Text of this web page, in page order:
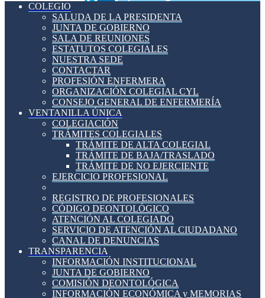
COLEGIO
SALUDA DE LA PRESIDENTA
JUNTA DE GOBIERNO
SALA DE REUNIONES
ESTATUTOS COLEGIALES
NUESTRA SEDE
CONTACTAR
PROFESIÓN ENFERMERA
ORGANIZACIÓN COLEGIAL CYL
CONSEJO GENERAL DE ENFERMERÍA
VENTANILLA ÚNICA
COLEGIACIÓN
TRÁMITES COLEGIALES
TRÁMITE DE ALTA COLEGIAL
TRÁMITE DE BAJA/TRASLADO
TRÁMITE DE NO EJERCIENTE
EJERCICIO PROFESIONAL
REGISTRO DE PROFESIONALES
CÓDIGO DEONTOLÓGICO
ATENCIÓN AL COLEGIADO
SERVICIO DE ATENCIÓN AL CIUDADANO
CANAL DE DENUNCIAS
TRANSPARENCIA
INFORMACIÓN INSTITUCIONAL
JUNTA DE GOBIERNO
COMISIÓN DEONTOLÓGICA
INFORMACIÓN ECONÓMICA y MEMORIAS